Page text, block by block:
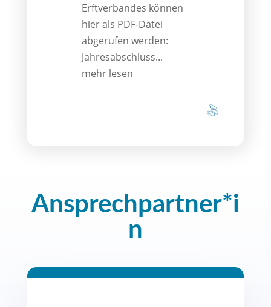
Erftverbandes können
hier als PDF-Datei
abgerufen werden:
Jahresabschluss...
mehr lesen
Ansprechpartner*i
n